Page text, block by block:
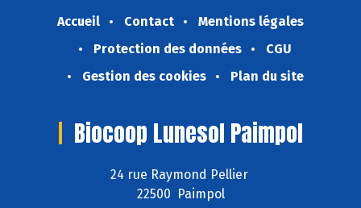
Accueil Contact
Mentions légales
Protection des données
CGU
Gestion des cookies
Plan du site
Biocoop Lunesol Paimpol
24 rue Raymond Pellier
22500 Paimpol